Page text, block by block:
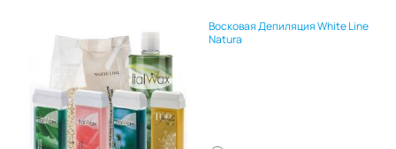
Восковая Депиляция White Line
Natura